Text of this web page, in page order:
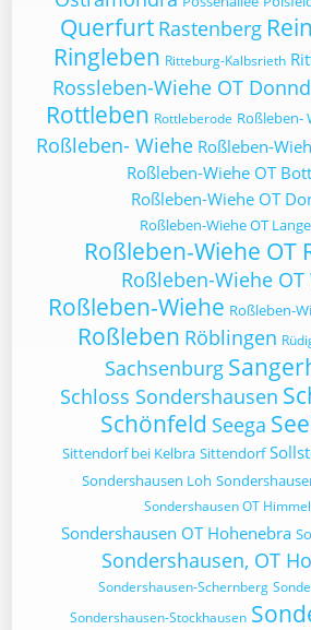
Querfurt Rastenberg
Ringleben Ritteburg-Kalbsrieth
Rossleben-Wiehe OT
Rottleben Rottleberode Roßleben-
Roßleben- Wiehe Roßleben-
Roßleben-Wiehe OT
Roßleben-Wiehe OT
Roßleben-Wiehe OT
Roßleben-Wiehe OT
Roßleben-Wiehe OT
Roßleben-Wiehe Roßleben-
Roßleben Röblingen
Sachsenburg
Schloss Sondershausen
Schönfeld Seega
Sittendorf bei Kelbra Sittendorf
Sondershausen Loh
Sondershausen OT
Sondershausen OT Hohenebra
Sondershausen, OT
Sondershausen-Schernberg
Sondershausen-Stockhausen